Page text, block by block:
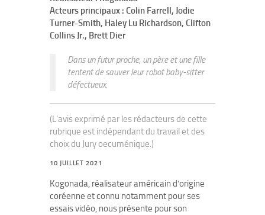
Acteurs principaux : Colin Farrell, Jodie
Turner-Smith, Haley Lu Richardson, Clifton
Collins Jr., Brett Dier
Dans un futur proche, un père et une fille
tentent de sauver leur robot baby-sitter
défectueux.
(L'avis exprimé par les rédacteurs de cette
rubrique est indépendant du travail et des
choix du Jury oecuménique.)
10 JUILLET 2021
Kogonada, réalisateur américain d’origine
coréenne et connu notamment pour ses
essais vidéo, nous présente pour son